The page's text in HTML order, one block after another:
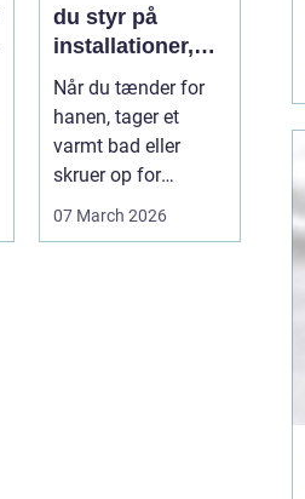
du styr på
installationer,
komfort og
energiforbrug
Når du tænder for
hanen, tager et
varmt bad eller
skruer op for
varmen, tænker du
07 March 2026